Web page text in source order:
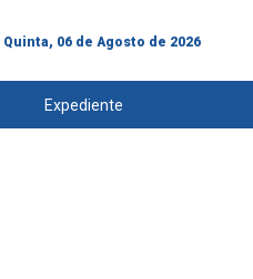
Quinta, 06 de Agosto de 2026
Expediente